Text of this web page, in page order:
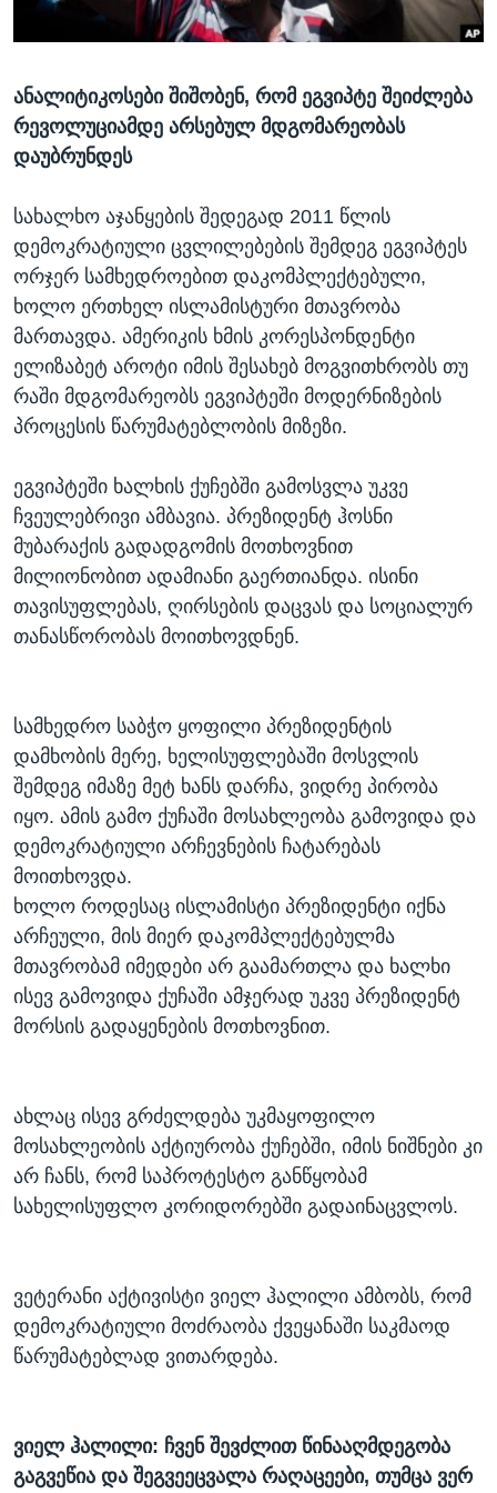
ᲡᲢᲣᲓᲘᲐ ᲕᲐᲨᲘᲜᲒᲢᲝᲜᲘ
ᲔᲙᲝᲜᲝᲛᲘᲙᲐ
ᲛᲔᲪᲜᲘᲔᲠᲔᲑᲐ
ᲘᲜᲢᲔᲠᲕᲘᲣ
ᲒᲐᲚᲘᲚᲔᲝ
ᲓᲔᲖᲘᲜᲤᲝᲠᲛᲐᲪᲘᲐ
Learning English
ᲗᲕᲐᲚᲘ ᲒᲕᲐᲓᲔᲕᲜᲔᲗ
ენები
ანალიტიკოსები შიშობენ, რომ ეგვიპტე შეიძლება
რევოლუციამდე არსებულ მდგომარეობას
დაუბრუნდეს
სახალხო აჯანყების შედეგად 2011 წლის
დემოკრატიული ცვლილებების შემდეგ ეგვიპტეს
ორჯერ სამხედროებით დაკომპლექტებული,
ხოლო ერთხელ ისლამისტური მთავრობა
მართავდა. ამერიკის ხმის კორესპონდენტი
ელიზაბეტ აროტი იმის შესახებ მოგვითხრობს თუ
რაში მდგომარეობს ეგვიპტეში მოდერნიზების
პროცესის წარუმატებლობის მიზეზი.
ეგვიპტეში ხალხის ქუჩებში გამოსვლა უკვე
ჩვეულებრივი ამბავია. პრეზიდენტ ჰოსნი
მუბარაქის გადადგომის მოთხოვნით
მილიონობით ადამიანი გაერთიანდა. ისინი
თავისუფლებას, ღირსების დაცვას და სოციალურ
თანასწორობას მოითხოვდნენ.
სამხედრო საბჭო ყოფილი პრეზიდენტის
დამხობის მერე, ხელისუფლებაში მოსვლის
შემდეგ იმაზე მეტ ხანს დარჩა, ვიდრე პირობა
იყო. ამის გამო ქუჩაში მოსახლეობა გამოვიდა და
დემოკრატიული არჩევნების ჩატარებას
მოითხოვდა.
ხოლო როდესაც ისლამისტი პრეზიდენტი იქნა
არჩეული, მის მიერ დაკომპლექტებულმა
მთავრობამ იმედები არ გაამართლა და ხალხი
ისევ გამოვიდა ქუჩაში ამჯერად უკვე პრეზიდენტ
მორსის გადაყენების მოთხოვნით.
ახლაც ისევ გრძელდება უკმაყოფილო
მოსახლეობის აქტიურობა ქუჩებში, იმის ნიშნები კი
არ ჩანს, რომ საპროტესტო განწყობამ
სახელისუფლო კორიდორებში გადაინაცვლოს.
ვეტერანი აქტივისტი ვიელ ჰალილი ამბობს, რომ
დემოკრატიული მოძრაობა ქვეყანაში საკმაოდ
წარუმატებლად ვითარდება.
ვიელ ჰალილი: ჩვენ შევძლით წინააღმდეგობა
გაგვეწია და შეგვეეცვალა რაღაცეები, თუმცა ვერ